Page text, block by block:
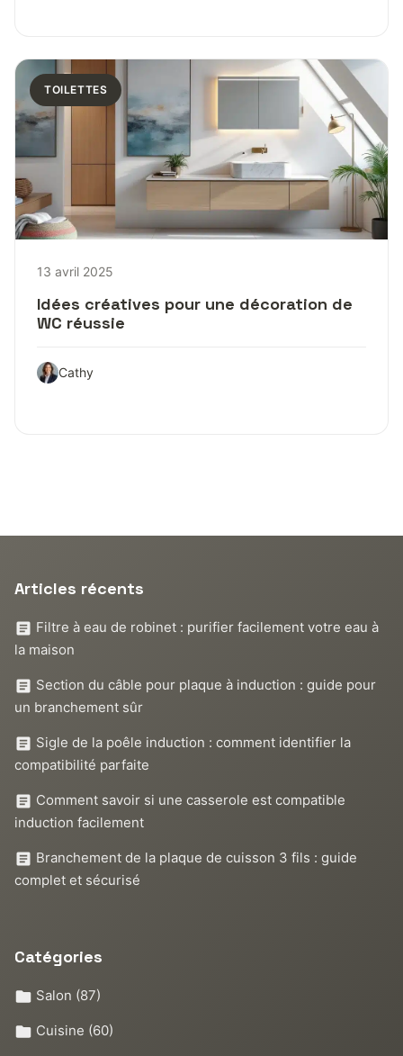
TOILETTES
13 avril 2025
Idées créatives pour une décoration de
WC réussie
Cathy
Articles récents
Filtre à eau de robinet : purifier facilement votre eau à
la maison
Section du câble pour plaque à induction : guide pour
un branchement sûr
Sigle de la poêle induction : comment identifier la
compatibilité parfaite
Comment savoir si une casserole est compatible
induction facilement
Branchement de la plaque de cuisson 3 fils : guide
complet et sécurisé
Catégories
Salon (87)
Cuisine (60)